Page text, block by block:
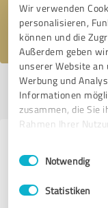
Wir verwenden
personalisieren,
können und die
Außerdem geben
unserer Website an
Werbung und
Informationen
zusammen, die Sie
Rahmen Ihrer
Impressum
Einwilligungsauswahl
Notwendig
Statistiken
Ich stimme den
Profil aktiv seit